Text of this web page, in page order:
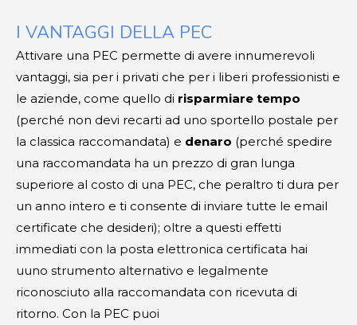
I VANTAGGI DELLA PEC
Attivare una PEC permette di avere innumerevoli
vantaggi, sia per i privati che per i liberi professionisti e
le aziende, come quello di risparmiare tempo
(perché non devi recarti ad uno sportello postale per
la classica raccomandata) e denaro (perché spedire
una raccomandata ha un prezzo di gran lunga
superiore al costo di una PEC, che peraltro ti dura per
un anno intero e ti consente di inviare tutte le email
certificate che desideri); oltre a questi effetti
immediati con la posta elettronica certificata hai
uuno strumento alternativo e legalmente
riconosciuto alla raccomandata con ricevuta di
ritorno. Con la PEC puoi